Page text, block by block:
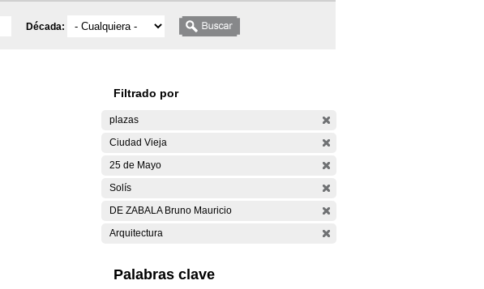
Década:
Filtrado por
plazas
Ciudad Vieja
25 de Mayo
Solís
DE ZABALA Bruno Mauricio
Arquitectura
Palabras clave